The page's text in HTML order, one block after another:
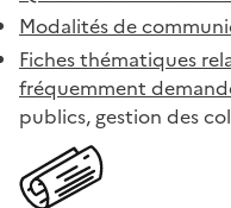
Modalités de
Fiches thématiques
fréquemment
publics, gestion des